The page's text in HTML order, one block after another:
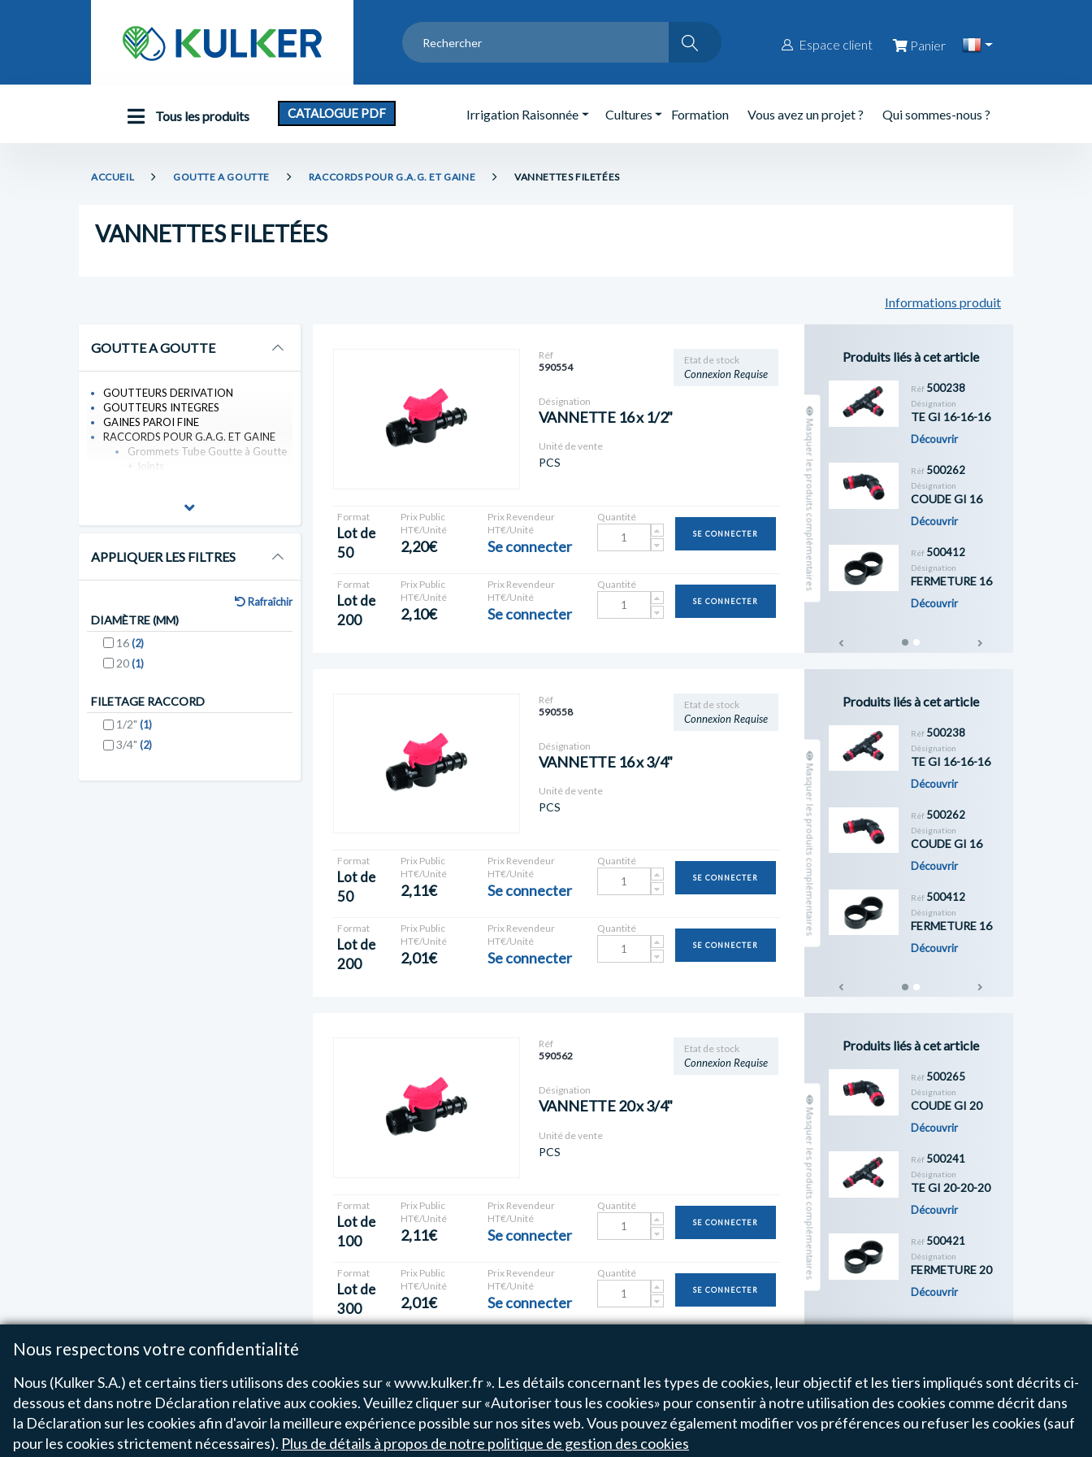
Espace client Panier
Tous les produits CATALOGUE PDF Qui sommes-nous ?
Vous avez un projet ?
Formation
Cultures
Irrigation Raisonnée
ACCUEIL GOUTTE A GOUTTE RACCORDS POUR G.A.G. ET GAINE VANNETTES FILETÉES
VANNETTES FILETÉES
Informations produit
GOUTTE A GOUTTE
GOUTTEURS DERIVATION
GOUTTEURS INTEGRES
GAINES PAROI FINE
RACCORDS POUR G.A.G. ET GAINE
Grommets Tube Goutte à Goutte
+ Joints
APPLIQUER LES FILTRES
Rafraîchir
DIAMÈTRE (MM)
16 (2)
20 (1)
FILETAGE RACCORD
1/2" (1)
3/4" (2)
Etat de stock
Connexion Requise
Réf
590554
Désignation
VANNETTE 16 x 1/2"
Unité de vente
PCS
Format
Lot de
50
Prix Public
HT€/Unité
2,20€
Prix Revendeur
HT€/Unité
Se connecter
Quantité
SE CONNECTER
Format
Lot de
200
Prix Public
HT€/Unité
2,10€
Prix Revendeur
HT€/Unité
Se connecter
Quantité
SE CONNECTER
Masquer les produits complémentaires
Produits liés à cet article
Réf 500238
Désignation
TE GI 16-16-16
Découvrir
Réf 500262
Désignation
COUDE GI 16
Découvrir
Réf 500412
Désignation
FERMETURE 16
Découvrir
Previous
Etat de stock
Connexion Requise
Réf
590558
Désignation
VANNETTE 16 x 3/4"
Unité de vente
PCS
Format
Lot de
50
Prix Public
HT€/Unité
2,11€
Prix Revendeur
HT€/Unité
Se connecter
Quantité
SE CONNECTER
Format
Lot de
200
Prix Public
HT€/Unité
2,01€
Prix Revendeur
HT€/Unité
Se connecter
Quantité
SE CONNECTER
Masquer les produits complémentaires
Produits liés à cet article
Réf 500238
Désignation
TE GI 16-16-16
Découvrir
Réf 500262
Désignation
COUDE GI 16
Découvrir
Réf 500412
Désignation
FERMETURE 16
Découvrir
Previous
Etat de stock
Connexion Requise
Réf
590562
Désignation
VANNETTE 20 x 3/4"
Unité de vente
PCS
Format
Lot de
100
Prix Public
HT€/Unité
2,11€
Prix Revendeur
HT€/Unité
Se connecter
Quantité
SE CONNECTER
Format
Lot de
300
Prix Public
HT€/Unité
2,01€
Prix Revendeur
HT€/Unité
Se connecter
Quantité
SE CONNECTER
Masquer les produits complémentaires
Produits liés à cet article
Réf 500265
Désignation
COUDE GI 20
Découvrir
Réf 500241
Désignation
TE GI 20-20-20
Découvrir
Réf 500421
Désignation
FERMETURE 20
Découvrir
Affichage de1-3 sur 3résultats 1
Nous respectons votre confidentialité
Nous (Kulker S.A.) et certains tiers utilisons des cookies sur « www.kulker.fr ». Les détails concernant les types de cookies, leur objectif et les tiers impliqués sont décrits ci-
dessous et dans notre Déclaration relative aux cookies. Veuillez cliquer sur «Autoriser tous les cookies» pour consentir à notre utilisation des cookies comme décrit dans
la Déclaration sur les cookies afin d'avoir la meilleure expérience possible sur nos sites web. Vous pouvez également modifier vos préférences ou refuser les cookies (sauf
pour les cookies strictement nécessaires). Plus de détails à propos de notre politique de gestion des cookies
Un projet, une question ?